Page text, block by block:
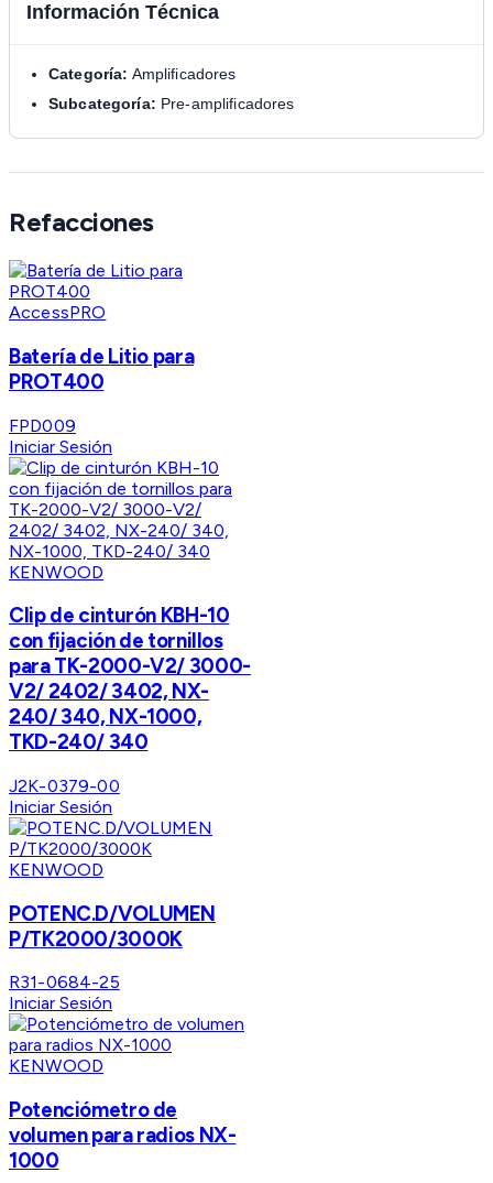
Información Técnica
Categoría: Amplificadores
Subcategoría: Pre-amplificadores
Refacciones
AccessPRO
Batería de Litio para
PROT400
FPD009
Iniciar Sesión
KENWOOD
Clip de cinturón KBH-10
con fijación de tornillos
para TK-2000-V2/ 3000-
V2/ 2402/ 3402, NX-
240/ 340, NX-1000,
TKD-240/ 340
J2K-0379-00
Iniciar Sesión
KENWOOD
POTENC.D/VOLUMEN
P/TK2000/3000K
R31-0684-25
Iniciar Sesión
KENWOOD
Potenciómetro de
volumen para radios NX-
1000